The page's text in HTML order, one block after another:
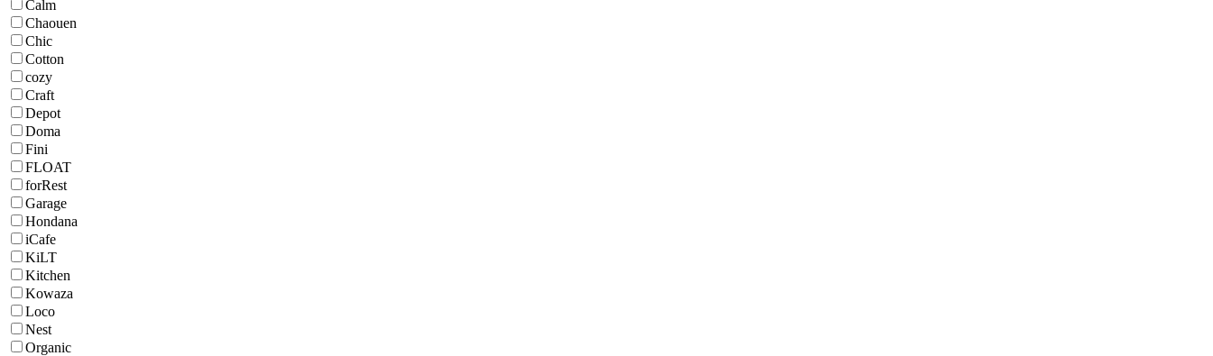
Calm
Chaouen
Chic
Cotton
cozy
Craft
Depot
Doma
Fini
FLOAT
forRest
Garage
Hondana
iCafe
KiLT
Kitchen
Kowaza
Loco
Nest
Organic